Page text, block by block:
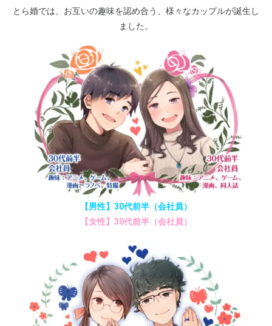
とら婚では、お互いの趣味を認め合う、様々なカップルが誕生し
ました。
【男性】30代前半（会社員）
【女性】30代前半（会社員）